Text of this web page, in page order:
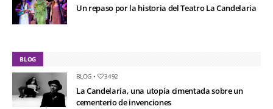
Un repaso por la historia del Teatro La Candelaria
BLOG
BLOG • 3492
La Candelaria, una utopía cimentada sobre un
cementerio de invenciones